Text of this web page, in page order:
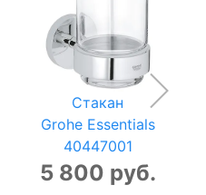
Стакан
Grohe Essentials
40447001
5 800 руб.